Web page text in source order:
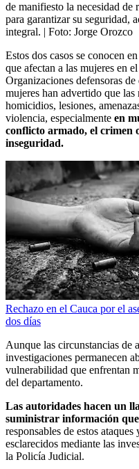
de manifiesto la necesidad de
para garantizar su seguridad,
integral. | Foto: Jorge Orozco
Estos dos casos se conocen
que afectan a las mujeres en
Organizaciones defensoras
mujeres han advertido que
homicidios, lesiones,
violencia, especialmente en
conflicto armado, el crimen
inseguridad.
Rechazo en el Cauca por el
dos días
Aunque las circunstancias de
investigaciones permanecen
vulnerabilidad que enfrentan
del departamento.
Las autoridades hacen un
suministrar información
responsables de estos
esclarecidos mediante las
la Policía Judicial.